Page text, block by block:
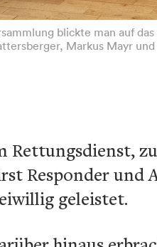
blickte man auf
Markus Mayr
Rettungsdienst,
Responder und
geleistet.